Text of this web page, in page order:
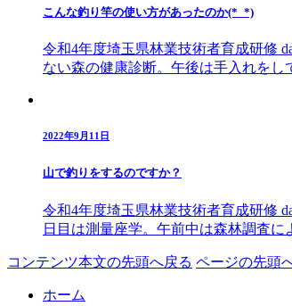
こんな釣り竿の使い方があったのか(*_*)
令和4年度埼玉県林業技術者育成研修
ない森の健康診断。午後は手入れを
2022年9月11日
山で釣りをするのですか？
令和4年度埼玉県林業技術者育成研修
日目は測量座学。午前中は森林調査
コンテンツ本文の先頭へ戻る ページの先頭
ホーム